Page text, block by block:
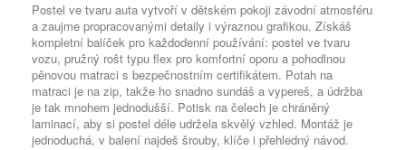
Postel ve tvaru auta vytvoří v dětském pokoji závodní atmosféru
a zaujme propracovanými detaily i výraznou grafikou. Získáš
kompletní balíček pro každodenní používání: postel ve tvaru
vozu, pružný rošt typu flex pro komfortní oporu a pohodlnou
pěnovou matraci s bezpečnostním certifikátem. Potah na
matraci je na zip, takže ho snadno sundáš a vypereš, a údržba
je tak mnohem jednodušší. Potisk na čelech je chráněný
laminací, aby si postel déle udržela skvělý vzhled. Montáž je
jednoduchá, v balení najdeš šrouby, klíče i přehledný návod.